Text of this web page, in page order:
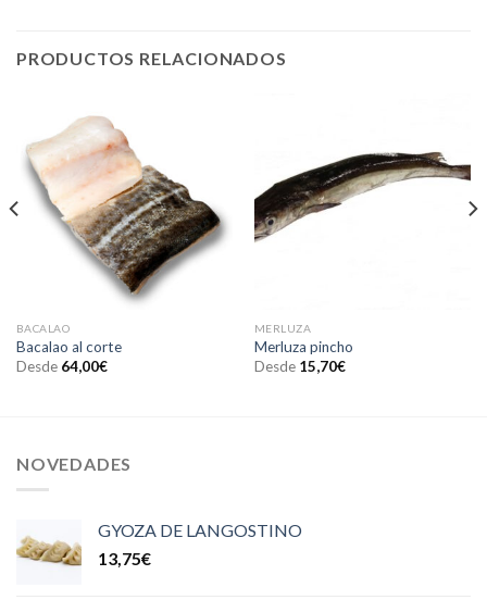
PRODUCTOS RELACIONADOS
BACALAO
Bacalao al corte
Desde 64,00€
MERLUZA
Merluza pincho
Desde 15,70€
NOVEDADES
GYOZA DE LANGOSTINO
13,75€